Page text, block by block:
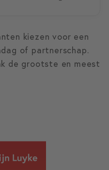
kiezen voor een
of partnerschap.
de grootste en meest